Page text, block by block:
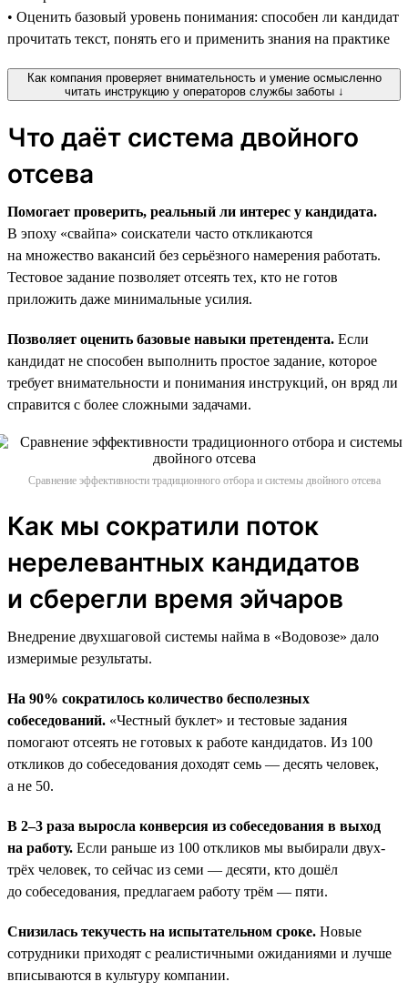
• Оценить базовый уровень понимания: способен ли кандидат
прочитать текст, понять его и применить знания на практике
Как компания проверяет внимательность и умение осмысленно
читать инструкцию у операторов службы заботы ↓
Что даёт система двойного
отсева
Помогает проверить, реальный ли интерес у кандидата.
В эпоху «свайпа» соискатели часто откликаются
на множество вакансий без серьёзного намерения работать.
Тестовое задание позволяет отсеять тех, кто не готов
приложить даже минимальные усилия.
Позволяет оценить базовые навыки претендента. Если
кандидат не способен выполнить простое задание, которое
требует внимательности и понимания инструкций, он вряд ли
справится с более сложными задачами.
Сравнение эффективности традиционного отбора и системы двойного отсева
Как мы сократили поток
нерелевантных кандидатов
и сберегли время эйчаров
Внедрение двухшаговой системы найма в «Водовозе» дало
измеримые результаты.
На 90% сократилось количество бесполезных
собеседований. «Честный буклет» и тестовые задания
помогают отсеять не готовых к работе кандидатов. Из 100
откликов до собеседования доходят семь — десять человек,
а не 50.
В 2–3 раза выросла конверсия из собеседования в выход
на работу. Если раньше из 100 откликов мы выбирали двух-
трёх человек, то сейчас из семи — десяти, кто дошёл
до собеседования, предлагаем работу трём — пяти.
Снизилась текучесть на испытательном сроке. Новые
сотрудники приходят с реалистичными ожиданиями и лучше
вписываются в культуру компании.